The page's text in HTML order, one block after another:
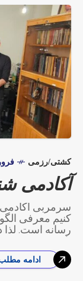
کشتی/رزمی
آکادمی
سرمربی
کنیم معرفی
رسانه است. لذا
ادامه